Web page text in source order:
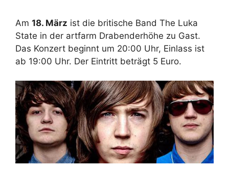
Am 18. März ist die britische Band The Luka
State in der artfarm Drabenderhöhe zu Gast.
Das Konzert beginnt um 20:00 Uhr, Einlass ist
ab 19:00 Uhr. Der Eintritt beträgt 5 Euro.